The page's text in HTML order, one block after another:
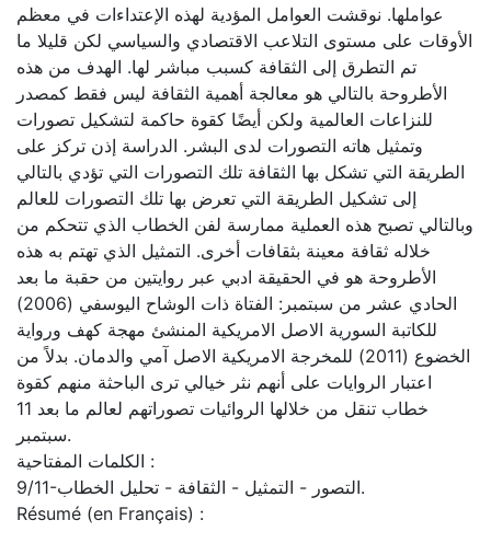
عواملها. نوقشت العوامل المؤدية لهذه الإعتداءات في معظم
الأوقات على مستوى التلاعب الاقتصادي والسياسي لكن قليلا ما
تم التطرق إلى الثقافة كسبب مباشر لها. الهدف من هذه
الأطروحة بالتالي هو معالجة أهمية الثقافة ليس فقط كمصدر
للنزاعات العالمية ولكن أيضًا كقوة حاكمة لتشكيل تصورات
وتمثيل هاته التصورات لدى البشر. الدراسة إذن تركز على
الطريقة التي تشكل بها الثقافة تلك التصورات التي تؤدي بالتالي
إلى تشكيل الطريقة التي تعرض بها تلك التصورات للعالم
وبالتالي تصبح هذه العملية ممارسة لفن الخطاب الذي تتحكم من
خلاله ثقافة معينة بثقافات أخرى. التمثيل الذي تهتم به هذه
الأطروحة هو في الحقيقة ادبي عبر روايتين من حقبة ما بعد
الحادي عشر من سبتمبر: الفتاة ذات الوشاح اليوسفي (2006)
للكاتبة السورية الاصل الامريكية المنشئ مهجة كهف ورواية
الخضوع (2011) للمخرجة الامريكية الاصل آمي والدمان. بدلاً من
اعتبار الروايات على أنهم نثر خيالي ترى الباحثة منهم كقوة
خطاب تنقل من خلالها الروائيات تصوراتهم لعالم ما بعد 11
سبتمبر.
الكلمات المفتاحية :
9/11-التصور - التمثيل - الثقافة - تحليل الخطاب.
Résumé (en Français) :